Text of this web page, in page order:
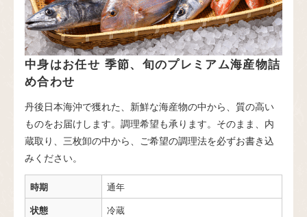
中身はお任せ 季節、旬のプレミアム海産物詰
め合わせ
丹後日本海沖で獲れた、新鮮な海産物の中から、質の高い
ものをお届けします。調理希望も承ります。そのまま、内
蔵取り、三枚卸の中から、ご希望の調理法を必ずお書き込
みください。
時期
通年
状態
冷蔵